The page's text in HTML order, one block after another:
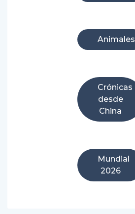
Animales
Crónicas
desde
China
Mundial
2026